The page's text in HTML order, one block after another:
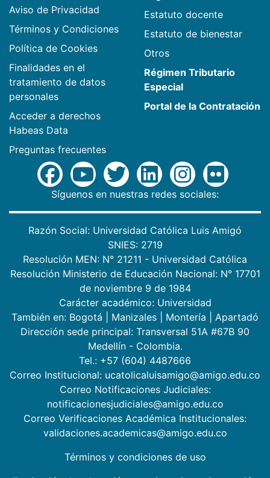
Aviso de Privacidad
Términos y Condiciones
Política de Cookies
Finalidades en el
tratamiento de datos
personales
Acceder a derechos
Habeas Data
Preguntas frecuentes
Estatuto docente
Estatuto de bienestar
Otros
Régimen Tributario
Especial
Portal de la Contratación
Síguenos en nuestras redes sociales:
Razón Social: Universidad Católica Luis Amigó
SNIES: 2719
Resolución MEN: N° 21211 - Universidad Católica
Resolución Ministerio de Educación Nacional: N° 17701
de noviembre 9 de 1984
Carácter académico: Universidad
También en: Bogotá Manizales Montería
Apartadó
Dirección sede principal: Transversal 51A #67B 90
Medellín - Colombia.
Tel.: +57 (604) 4487666
Correo Institucional: ucatolicaluisamigo@amigo.edu.co
Correo Notificaciones Judiciales:
notificacionesjudiciales@amigo.edu.co
Correo Verificaciones Académica Institucionales:
validaciones.academicas@amigo.edu.co
Términos y condiciones de uso